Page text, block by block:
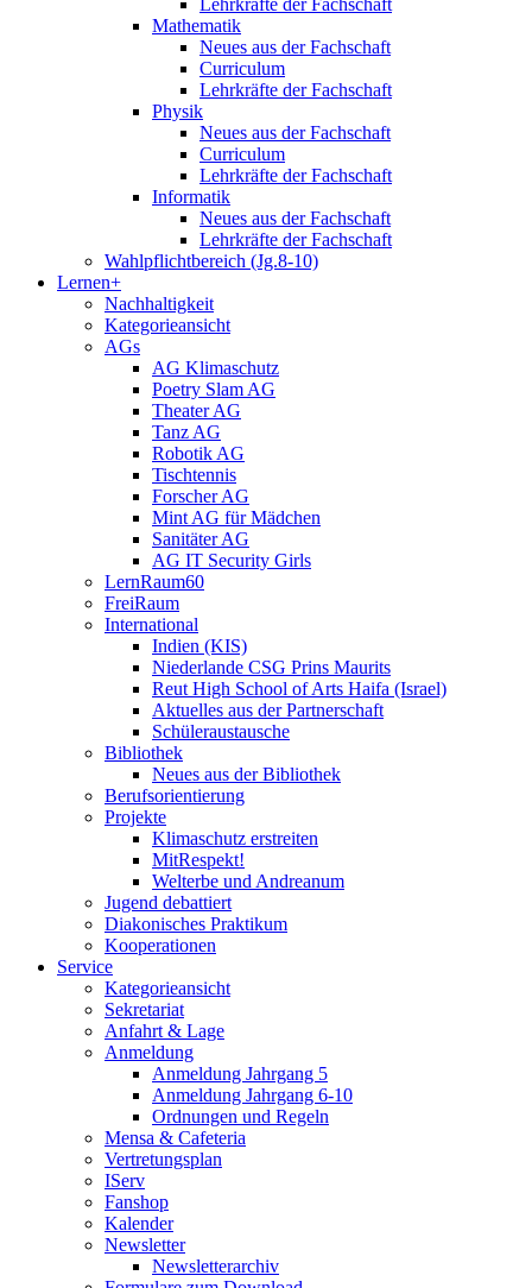
Lehrkräfte der Fachschaft
Mathematik
Neues aus der Fachschaft
Curriculum
Lehrkräfte der Fachschaft
Physik
Neues aus der Fachschaft
Curriculum
Lehrkräfte der Fachschaft
Informatik
Neues aus der Fachschaft
Lehrkräfte der Fachschaft
Wahlpflichtbereich (Jg.8-10)
Lernen+
Nachhaltigkeit
Kategorieansicht
AGs
AG Klimaschutz
Poetry Slam AG
Theater AG
Tanz AG
Robotik AG
Tischtennis
Forscher AG
Mint AG für Mädchen
Sanitäter AG
AG IT Security Girls
LernRaum60
FreiRaum
International
Indien (KIS)
Niederlande CSG Prins Maurits
Reut High School of Arts Haifa (Israel)
Aktuelles aus der Partnerschaft
Schüleraustausche
Bibliothek
Neues aus der Bibliothek
Berufsorientierung
Projekte
Klimaschutz erstreiten
MitRespekt!
Welterbe und Andreanum
Jugend debattiert
Diakonisches Praktikum
Kooperationen
Service
Kategorieansicht
Sekretariat
Anfahrt & Lage
Anmeldung
Anmeldung Jahrgang 5
Anmeldung Jahrgang 6-10
Ordnungen und Regeln
Mensa & Cafeteria
Vertretungsplan
IServ
Fanshop
Kalender
Newsletter
Newsletterarchiv